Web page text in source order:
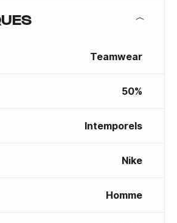
Teamwear
50%
Intemporels
Nike
Homme